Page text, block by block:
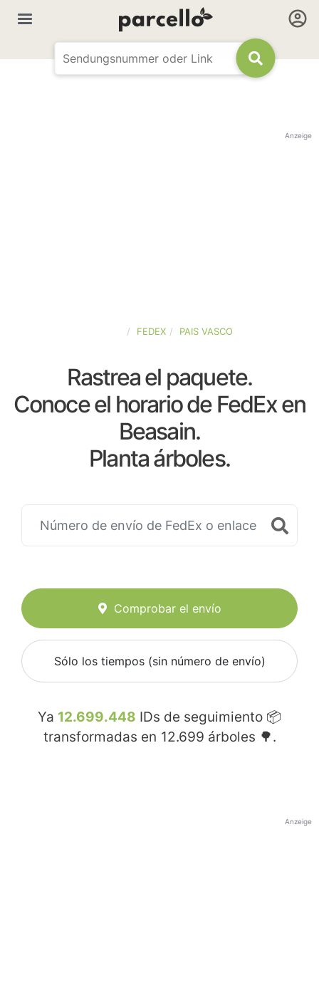
Anzeige
FEDEX PAIS VASCO
Rastrea el paquete.
Conoce el horario de FedEx en
Beasain.
Planta árboles.
Comprobar el envío
Sólo los tiempos (sin número de envío)
Ya 12.699.448 IDs de seguimiento 📦
transformadas en 12.699 árboles 🌳.
Anzeige